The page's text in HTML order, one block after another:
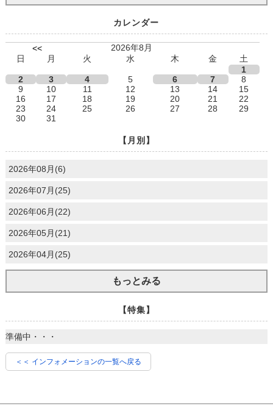
カレンダー
<<
2026年8月
日
月 火 水 木 金
土
1
2
3 4 5 6 7
8
9
10 11 12 13 14
15
16
17 18 19 20 21
22
23
24 25 26 27 28
29
30
31
【月別】
2026年08月(6)
2026年07月(25)
2026年06月(22)
2026年05月(21)
2026年04月(25)
もっとみる
【特集】
準備中・・・
＜＜ インフォメーションの一覧へ戻る